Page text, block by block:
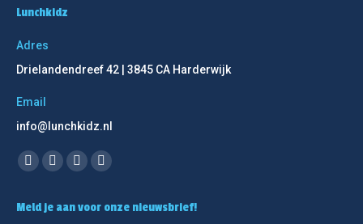
Lunchkidz
Adres
Drielandendreef 42 | 3845 CA Harderwijk
Email
info@lunchkidz.nl
Vind ons op:
Facebook
opens
Linkedin
opens
Instagram
opens
Mail
opens
Meld je aan voor onze nieuwsbrief!